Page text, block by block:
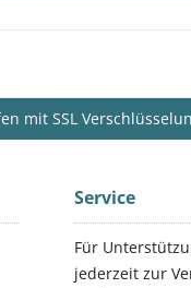
mit SSL
Service
Für
jederzeit zur